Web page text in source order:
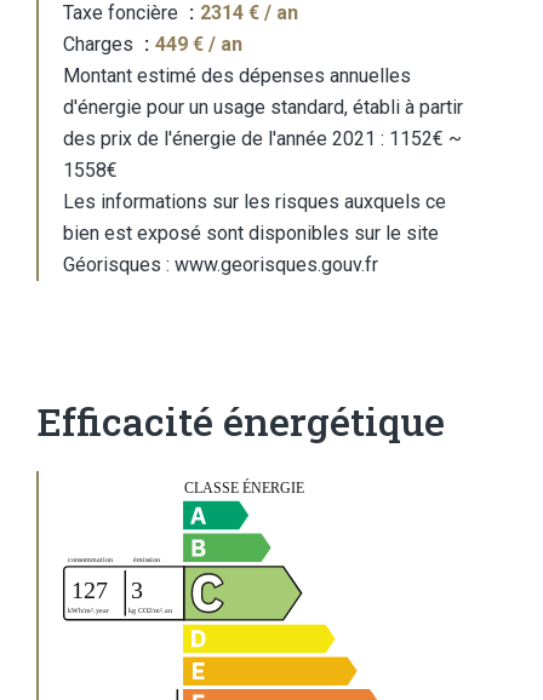
Taxe foncière
2314 € / an
Charges
449 € / an
Montant estimé des dépenses annuelles
d'énergie pour un usage standard, établi à partir
des prix de l'énergie de l'année 2021 : 1152€ ~
1558€
Les informations sur les risques auxquels ce
bien est exposé sont disponibles sur le site
Géorisques : www.georisques.gouv.fr
Efficacité énergétique